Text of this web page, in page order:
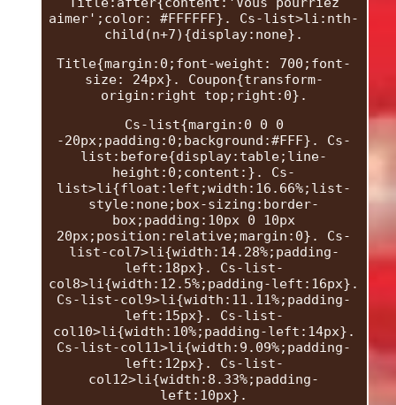
aimer';color: #FFFFFF}. Cs-list>li:nth-
child(n+7){display:none}.
Title{margin:0;font-weight: 700;font-
size: 24px}. Coupon{transform-
origin:right top;right:0}.
Cs-list{margin:0 0 0
-20px;padding:0;background:#FFF}. Cs-
list:before{display:table;line-
height:0;content:}. Cs-
list>li{float:left;width:16.66%;list-
style:none;box-sizing:border-
box;padding:10px 0 10px
20px;position:relative;margin:0}. Cs-
list-col7>li{width:14.28%;padding-
left:18px}. Cs-list-
col8>li{width:12.5%;padding-left:16px}.
Cs-list-col9>li{width:11.11%;padding-
left:15px}. Cs-list-
col10>li{width:10%;padding-left:14px}.
Cs-list-col11>li{width:9.09%;padding-
left:12px}. Cs-list-
col12>li{width:8.33%;padding-
left:10px}.